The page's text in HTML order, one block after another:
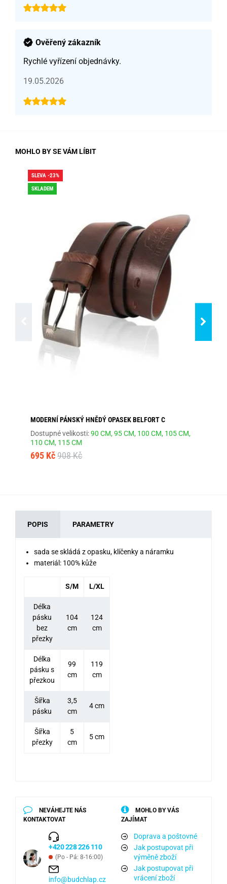
Ověřený zákazník
Rychlé vyřízení objednávky.
19.05.2026
MOHLO BY SE VÁM LÍBIT
SLEVA -23%
SKLADEM
MODERNÍ PÁNSKÝ HNĚDÝ OPASEK BELFORT C
Dostupné velikosti:90 CM,95 CM, 100 CM, 105 CM,
110 CM, 115 CM
695 Kč 908 Kč
POPIS PARAMETRY
sada se skládá z opasku, klíčenky a náramku
materiál: 100% kůže
S/M L/XL
Délka
pásku
bez
přezky
104
cm
124
cm
Délka
pásku s
přezkou
99
cm
119
cm
Šířka
pásku
3,5
cm
4 cm
Šířka
přezky
5
cm
5 cm
NEVÁHEJTE NÁS
KONTAKTOVAT
+420 228 226 110
(Po - Pá: 8-16:00)
info@budchlap.cz
MOHLO BY VÁS
ZAJÍMAT
Doprava a poštovné
Jak postupovat při
výměně zboží
Jak postupovat při
vrácení zboží